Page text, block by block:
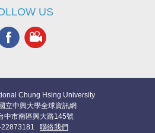
US
Chung Hsing University
立中興大學全球資訊網
中市南區興大路145號
22873181 聯絡我們